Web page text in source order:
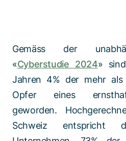
Gemäss der
«Cyberstudie 2024»
Jahren 4% der mehr
Opfer eines
geworden.
Schweiz entspricht